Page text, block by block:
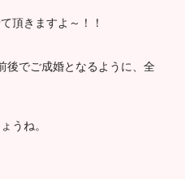
頂きますよ～！！
後でご成婚となるように、全
うね。